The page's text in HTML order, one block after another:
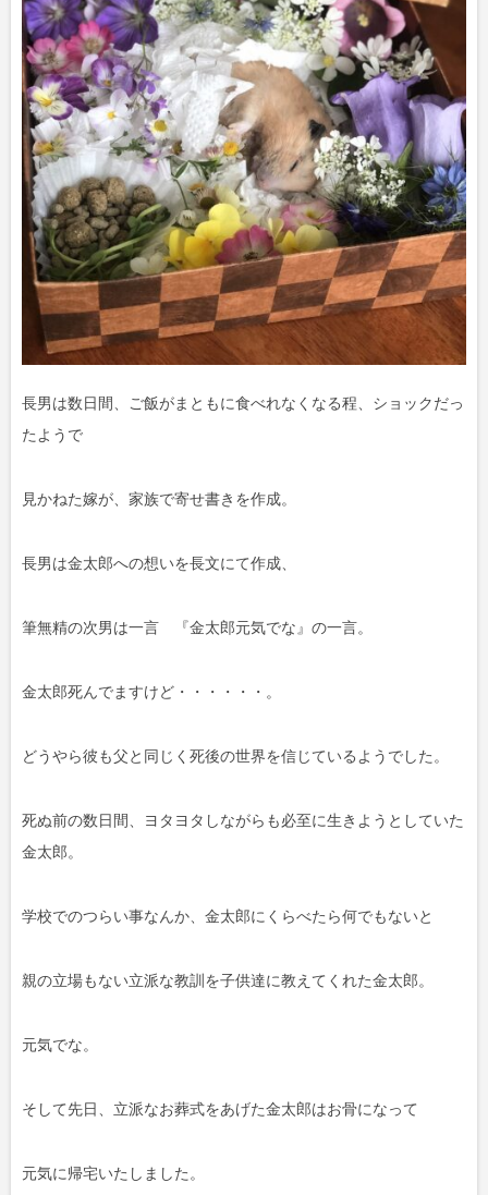
長男は数日間、ご飯がまともに食べれなくなる程、ショックだっ
たようで
見かねた嫁が、家族で寄せ書きを作成。
長男は金太郎への想いを長文にて作成、
筆無精の次男は一言 『金太郎元気でな』の一言。
金太郎死んでますけど・・・・・・。
どうやら彼も父と同じく死後の世界を信じているようでした。
死ぬ前の数日間、ヨタヨタしながらも必至に生きようとしていた
金太郎。
学校でのつらい事なんか、金太郎にくらべたら何でもないと
親の立場もない立派な教訓を子供達に教えてくれた金太郎。
元気でな。
そして先日、立派なお葬式をあげた金太郎はお骨になって
元気に帰宅いたしました。